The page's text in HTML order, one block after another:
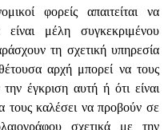
φορείς απαιτείται να
μέλη συγκεκριμένου
τη σχετική υπηρεσία
αρχή μπορεί να τους
την έγκριση αυτή ή ότι είναι
τους καλέσει να προβούν σε
σχετικά με την